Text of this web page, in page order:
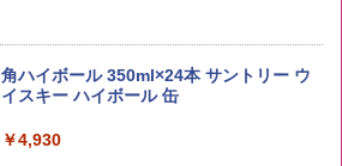
kg 業務用 お米マイスターブレンド
角ハイボール 350ml×24本 サントリー ウ
イスキー ハイボール 缶
￥4,930